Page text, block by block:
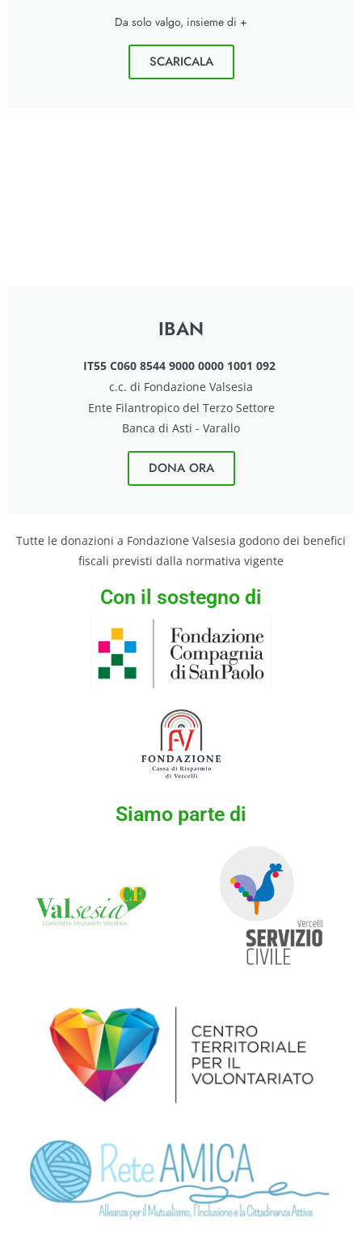
Da solo valgo, insieme di +
SCARICALA
IBAN
IT55 C060 8544 9000 0000 1001 092
c.c. di Fondazione Valsesia
Ente Filantropico del Terzo Settore
Banca di Asti - Varallo
DONA ORA
Tutte le donazioni a Fondazione Valsesia godono dei benefici
fiscali previsti dalla normativa vigente
Con il sostegno di
Siamo parte di